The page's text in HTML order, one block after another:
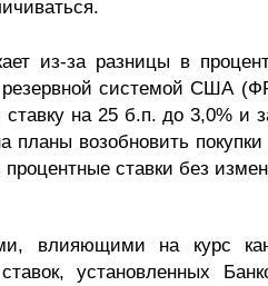
из-за разницы в
системой США
на 25 б.п. до 3,0% и
планы возобновить
ставки без
влияющими на курс
установленных